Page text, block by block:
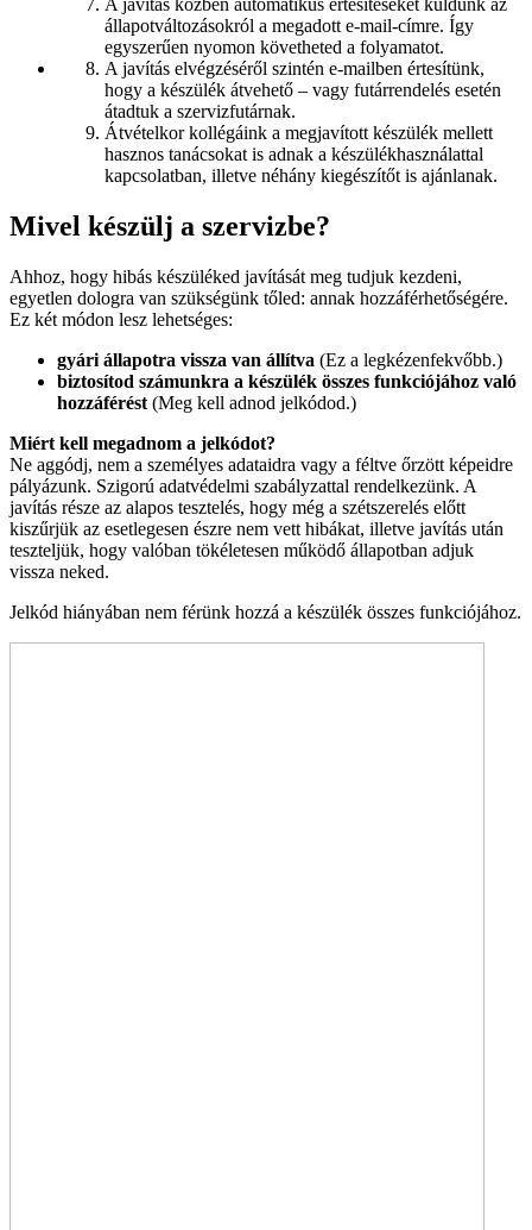
állapotváltozásokról a megadott e-mail-címre. Így
egyszerűen nyomon követheted a folyamatot.
A javítás elvégzéséről szintén e-mailben értesítünk,
hogy a készülék átvehető – vagy futárrendelés esetén
átadtuk a szervizfutárnak.
Átvételkor kollégáink a megjavított készülék mellett
hasznos tanácsokat is adnak a készülékhasználattal
kapcsolatban, illetve néhány kiegészítőt is ajánlanak.
Mivel készülj a szervizbe?
Ahhoz, hogy hibás készüléked javítását meg tudjuk kezdeni,
egyetlen dologra van szükségünk tőled: annak hozzáférhetőségére.
Ez két módon lesz lehetséges:
gyári állapotra vissza van állítva (Ez a legkézenfekvőbb.)
biztosítod számunkra a készülék összes funkciójához való
hozzáférést (Meg kell adnod jelkódod.)
Miért kell megadnom a jelkódot?
Ne aggódj, nem a személyes adataidra vagy a féltve őrzött képeidre
pályázunk. Szigorú adatvédelmi szabályzattal rendelkezünk. A
javítás része az alapos tesztelés, hogy még a szétszerelés előtt
kiszűrjük az esetlegesen észre nem vett hibákat, illetve javítás után
teszteljük, hogy valóban tökéletesen működő állapotban adjuk
vissza neked.
Jelkód hiányában nem férünk hozzá a készülék összes funkciójához.